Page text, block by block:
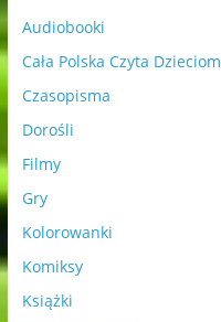
Audiobooki
Cała Polska Czyta Dzieciom
Czasopisma
Dorośli
Filmy
Gry
Kolorowanki
Komiksy
Książki